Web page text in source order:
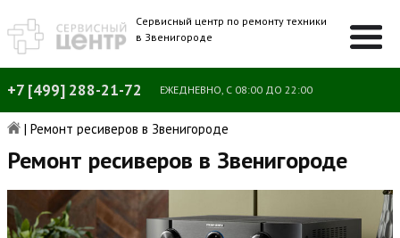
Сервисный центр по ремонту техники
в Звенигороде
+7 [499] 288-21-72 ЕЖЕДНЕВНО, С 08:00 ДО 22:00
| Ремонт ресиверов в Звенигороде
Ремонт ресиверов в Звенигороде